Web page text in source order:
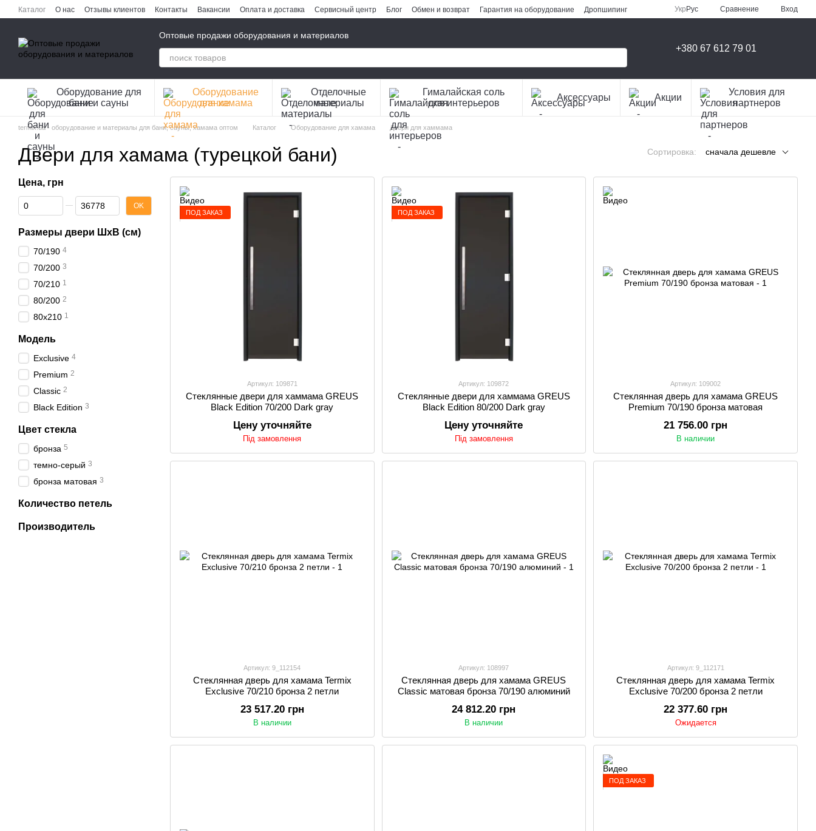
Перейти к основному контенту
Каталог О нас Отзывы клиентов Контакты Вакансии Оплата и доставка Сервисный центр Блог Обмен и возврат Гарантия на оборудование
Дропшипинг
Укр Рус Сравнение Вход
Оптовые продажи оборудования и материалов
+380 67 612 79 01
Оборудование для
бани и сауны
Оборудование
для хамама
Отделочные
материалы
Гималайская соль
для интерьеров
Аксессуары Акции
Условия для
партнеров
termix.ua - оборудование и материалы для бани, сауны, хамама оптом Каталог Оборудование для хамама Двери для хаммама
Двери для хамама (турецкой бани) Сортировка: сначала дешевле
ПОД ЗАКАЗ
Артикул: 109871
Стеклянные двери для хаммама GREUS
Black Edition 70/200 Dark gray
Цену уточняйте
Під замовлення
ПОД ЗАКАЗ
Артикул: 109872
Стеклянные двери для хаммама GREUS
Black Edition 80/200 Dark gray
Цену уточняйте
Під замовлення
Артикул: 109002
Стеклянная дверь для хамама GREUS
Premium 70/190 бронза матовая
21 756.00 грн
В наличии
Артикул: 9_112154
Стеклянная дверь для хамама Termix
Exclusive 70/210 бронза 2 петли
23 517.20 грн
В наличии
Артикул: 108997
Стеклянная дверь для хамама GREUS
Classic матовая бронза 70/190 алюминий
24 812.20 грн
В наличии
Артикул: 9_112171
Стеклянная дверь для хамама Termix
Exclusive 70/200 бронза 2 петли
22 377.60 грн
Ожидается
ПОД ЗАКАЗ
Цена, грн
От Цена, грн
До Цена, грн OK
Размеры двери ШхВ (см)
70/190 4
70/200 3
70/210 1
80/200 2
80x210 1
Модель
Exclusive 4
Premium 2
Classic 2
Black Edition 3
Цвет стекла
бронза 5
темно-серый 3
бронза матовая 3
Количество петель
Производитель